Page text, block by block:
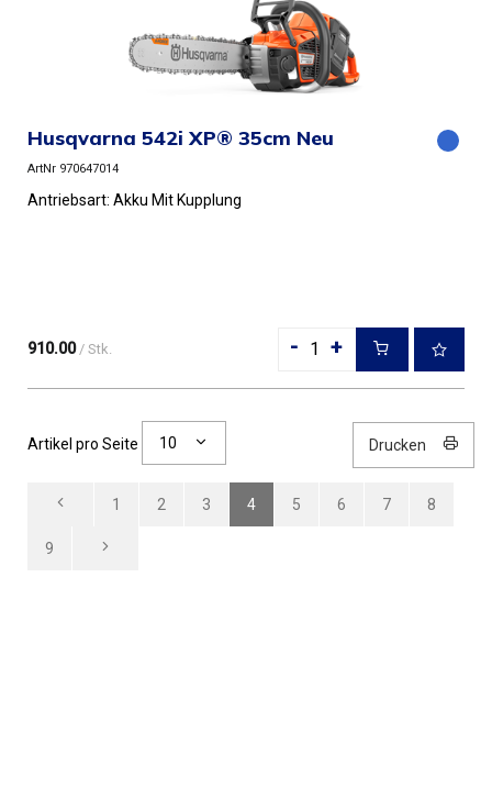
Husqvarna 542i XP® 35cm Neu
ArtNr 970647014
Antriebsart: Akku Mit Kupplung
- +
910.00 / Stk.
Artikel pro Seite 10 Drucken
1 2 3 4 5 6 7 8
9